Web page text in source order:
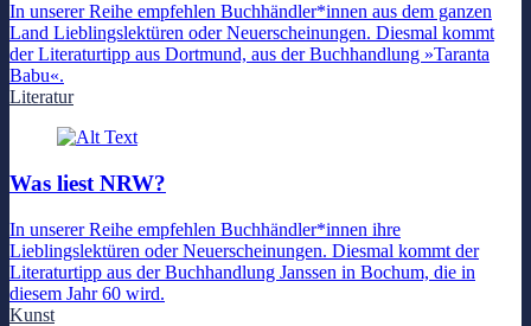
In unserer Reihe empfehlen Buchhändler*innen aus dem ganzen
Land Lieblingslektüren oder Neuerscheinungen. Diesmal kommt
der Literaturtipp aus Dortmund, aus der Buchhandlung »Taranta
Babu«.
Literatur
Was liest NRW?
In unserer Reihe empfehlen Buchhändler*innen ihre
Lieblingslektüren oder Neuerscheinungen. Diesmal kommt der
Literaturtipp aus der Buchhandlung Janssen in Bochum, die in
diesem Jahr 60 wird.
Kunst